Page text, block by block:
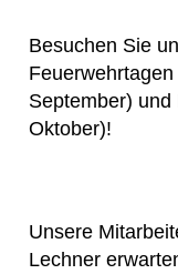
Besuchen Sie
September)
Oktober)!
Unsere
Lechner